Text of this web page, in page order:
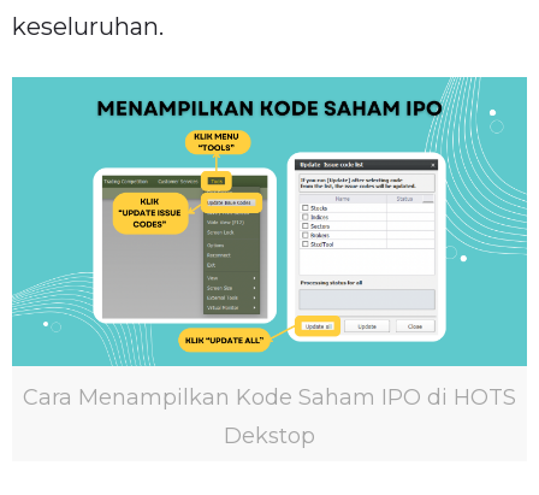
keseluruhan.
Cara Menampilkan Kode Saham IPO di HOTS
Dekstop